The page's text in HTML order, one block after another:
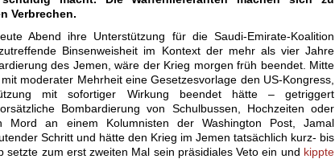
Verbrechen.
Abend ihre Unterstützung für die Saudi-Emirate-Koalition
Binsenweisheit im Kontext der mehr als vier Jahre
des Jemen, wäre der Krieg morgen früh beendet. Mitte
moderater Mehrheit eine Gesetzesvorlage den US-Kongress,
mit sofortiger Wirkung beendet hätte – getriggert
Bombardierung von Schulbussen, Hochzeiten oder
Mord an einem Kolumnisten der Washington Post, Jamal
Schritt und hätte den Krieg im Jemen tatsächlich kurz- bis
setzte zum erst zweiten Mal sein präsidiales Veto ein und kippte